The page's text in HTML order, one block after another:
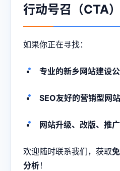
行动号召（CTA）
如果你正在寻找：
专业的新乡网站建设
SEO友好的营销型网站
网站升级、改版、推
欢迎随时联系我们，获取
分析！